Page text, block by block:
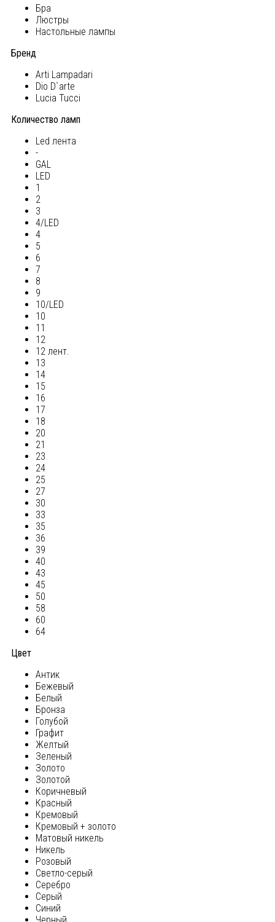
Бра
Люстры
Настольные лампы
Бренд
Arti Lampadari
Dio D`arte
Lucia Tucci
Количество ламп
Led лента
-
GAL
LED
1
2
3
4/LED
4
5
6
7
8
9
10/LED
10
11
12
12 лент.
13
14
15
16
17
18
20
21
23
24
25
27
30
33
35
36
39
40
43
45
50
58
60
64
Цвет
Антик
Бежевый
Белый
Бронза
Голубой
Графит
Желтый
Зеленый
Золото
Золотой
Коричневый
Красный
Кремовый
Кремовый + золото
Матовый никель
Никель
Розовый
Светло-серый
Серебро
Серый
Синий